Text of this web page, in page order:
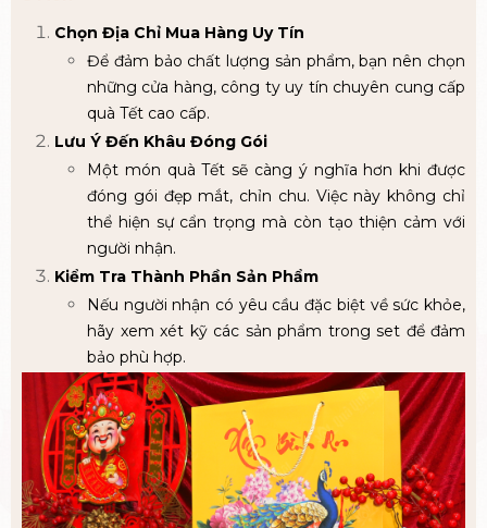
Chọn Địa Chỉ Mua Hàng Uy Tín
Để đảm bảo chất lượng sản phẩm, bạn nên chọn
những cửa hàng, công ty uy tín chuyên cung cấp
quà Tết cao cấp.
Lưu Ý Đến Khâu Đóng Gói
Một món quà Tết sẽ càng ý nghĩa hơn khi được
đóng gói đẹp mắt, chỉn chu. Việc này không chỉ
thể hiện sự cẩn trọng mà còn tạo thiện cảm với
người nhận.
Kiểm Tra Thành Phần Sản Phẩm
Nếu người nhận có yêu cầu đặc biệt về sức khỏe,
hãy xem xét kỹ các sản phẩm trong set để đảm
bảo phù hợp.